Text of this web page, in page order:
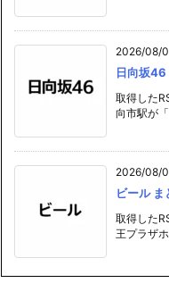
2026/08/
日向坂
取得した
向市駅が
2026/08/
ビール
取得した
王プラザ